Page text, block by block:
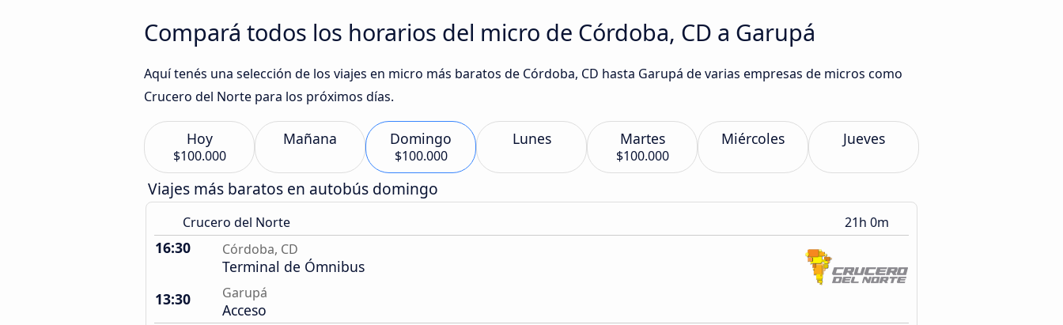
Compará todos los horarios del micro de Córdoba, CD a Garupá
Aquí tenés una selección de los viajes en micro más baratos de Córdoba, CD hasta Garupá de varias empresas de micros como
Crucero del Norte para los próximos días.
Hoy
$100.000
Mañana Domingo
$100.000
Lunes Martes
$100.000
Miércoles Jueves
Viajes más baratos en autobús domingo
Crucero del Norte 21h 0m
16:30 Córdoba, CD
Terminal de Ómnibus
13:30
Garupá
Acceso